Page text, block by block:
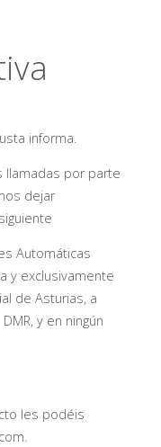
informa.
llamadas por parte
dejar
Automáticas
y exclusivamente
de Asturias, a
y en ningún
les podéis